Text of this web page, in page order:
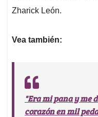
Zharick León.
Vea también:
"Era mi pana y me
corazón en mil